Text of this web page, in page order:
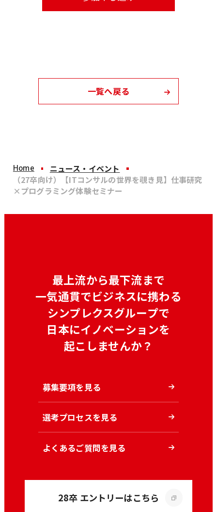
一覧へ戻る
Home
ニュース・イベント
（27卒向け）【ITコンサルの世界を覗き見】仕事研究
×プログラミング体験セミナー
最上流から最下流まで
一気通貫でビジネスに携わる
シンプレクスグループで
日本にイノベーションを
起こしませんか？
募集要項を見る
選考プロセスを見る
よくあるご質問を見る
28卒 エントリーはこちら